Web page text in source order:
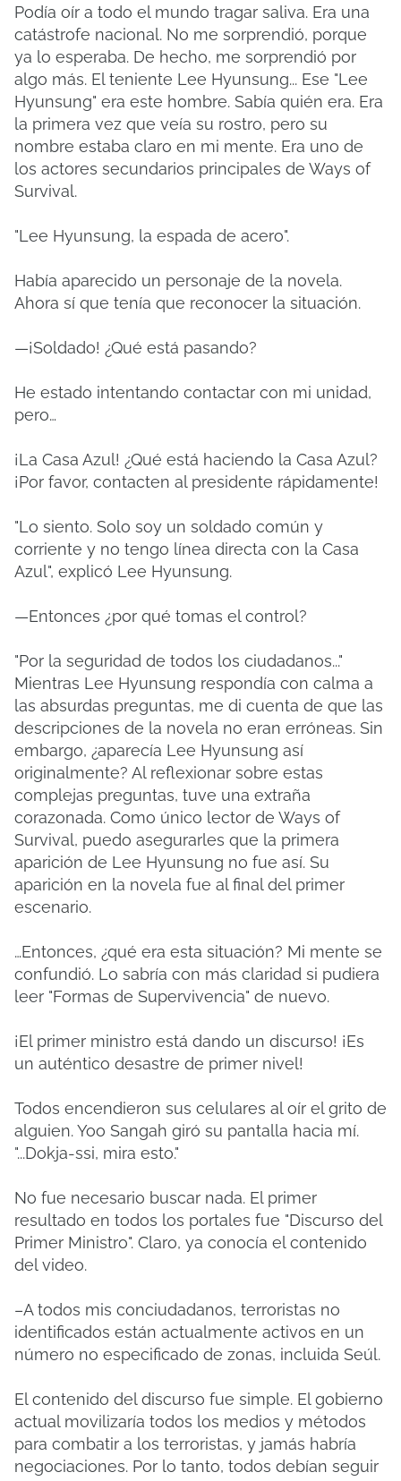
Podía oír a todo el mundo tragar saliva. Era una
catástrofe nacional. No me sorprendió, porque
ya lo esperaba. De hecho, me sorprendió por
algo más. El teniente Lee Hyunsung... Ese "Lee
Hyunsung" era este hombre. Sabía quién era. Era
la primera vez que veía su rostro, pero su
nombre estaba claro en mi mente. Era uno de
los actores secundarios principales de Ways of
Survival.
"Lee Hyunsung, la espada de acero".
Había aparecido un personaje de la novela.
Ahora sí que tenía que reconocer la situación.
—¡Soldado! ¿Qué está pasando?
He estado intentando contactar con mi unidad,
pero…
¡La Casa Azul! ¿Qué está haciendo la Casa Azul?
¡Por favor, contacten al presidente rápidamente!
"Lo siento. Solo soy un soldado común y
corriente y no tengo línea directa con la Casa
Azul", explicó Lee Hyunsung.
—Entonces ¿por qué tomas el control?
"Por la seguridad de todos los ciudadanos..."
Mientras Lee Hyunsung respondía con calma a
las absurdas preguntas, me di cuenta de que las
descripciones de la novela no eran erróneas. Sin
embargo, ¿aparecía Lee Hyunsung así
originalmente? Al reflexionar sobre estas
complejas preguntas, tuve una extraña
corazonada. Como único lector de Ways of
Survival, puedo asegurarles que la primera
aparición de Lee Hyunsung no fue así. Su
aparición en la novela fue al final del primer
escenario.
…Entonces, ¿qué era esta situación? Mi mente se
confundió. Lo sabría con más claridad si pudiera
leer "Formas de Supervivencia" de nuevo.
¡El primer ministro está dando un discurso! ¡Es
un auténtico desastre de primer nivel!
Todos encendieron sus celulares al oír el grito de
alguien. Yoo Sangah giró su pantalla hacia mí.
"...Dokja-ssi, mira esto."
No fue necesario buscar nada. El primer
resultado en todos los portales fue "Discurso del
Primer Ministro". Claro, ya conocía el contenido
del video.
–A todos mis conciudadanos, terroristas no
identificados están actualmente activos en un
número no especificado de zonas, incluida Seúl.
El contenido del discurso fue simple. El gobierno
actual movilizaría todos los medios y métodos
para combatir a los terroristas, y jamás habría
negociaciones. Por lo tanto, todos debían seguir